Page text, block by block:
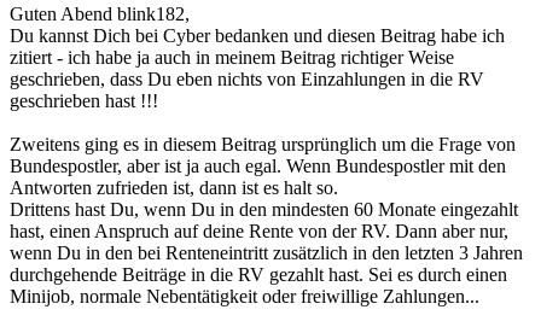
Guten Abend blink182,
Du kannst Dich bei Cyber bedanken und diesen Beitrag habe ich
zitiert - ich habe ja auch in meinem Beitrag richtiger Weise
geschrieben, dass Du eben nichts von Einzahlungen in die RV
geschrieben hast !!!
Zweitens ging es in diesem Beitrag ursprünglich um die Frage von
Bundespostler, aber ist ja auch egal. Wenn Bundespostler mit den
Antworten zufrieden ist, dann ist es halt so.
Drittens hast Du, wenn Du in den mindesten 60 Monate eingezahlt
hast, einen Anspruch auf deine Rente von der RV. Dann aber nur,
wenn Du in den bei Renteneintritt zusätzlich in den letzten 3 Jahren
durchgehende Beiträge in die RV gezahlt hast. Sei es durch einen
Minijob, normale Nebentätigkeit oder freiwillige Zahlungen...